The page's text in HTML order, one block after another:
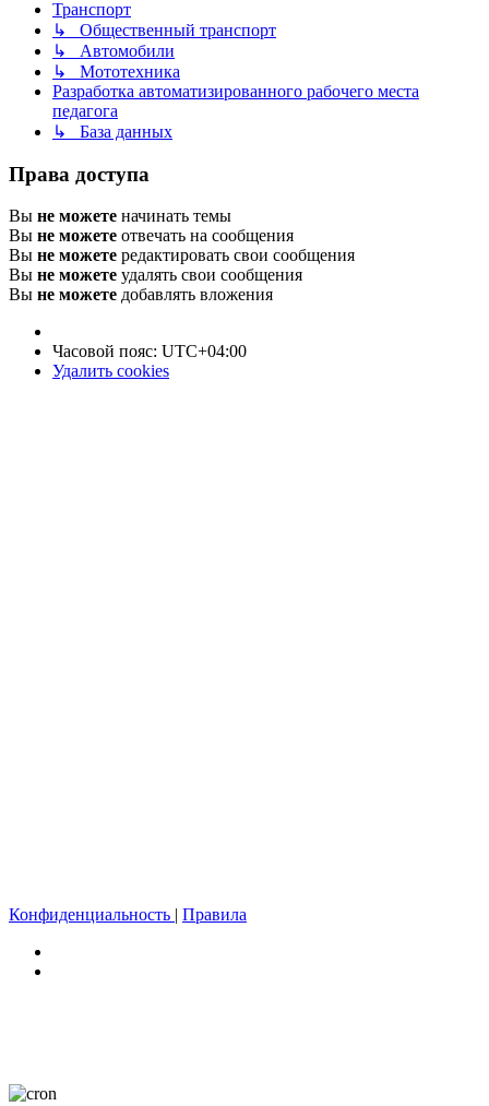
Транспорт
↳ Общественный транспорт
↳ Автомобили
↳ Мототехника
Разработка автоматизированного рабочего места
педагога
↳ База данных
Права доступа
Вы не можете начинать темы
Вы не можете отвечать на сообщения
Вы не можете редактировать свои сообщения
Вы не можете удалять свои сообщения
Вы не можете добавлять вложения
Часовой пояс: UTC+04:00
Удалить cookies
Конфиденциальность | Правила